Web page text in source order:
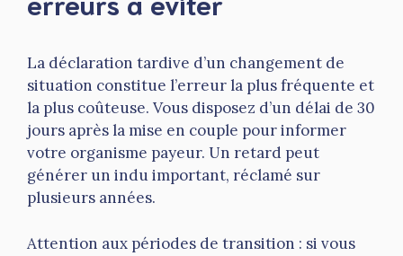
La déclaration tardive d’un changement de
situation constitue l’erreur la plus fréquente et
la plus coûteuse. Vous disposez d’un délai de 30
jours après la mise en couple pour informer
votre organisme payeur. Un retard peut
générer un indu important, réclamé sur
plusieurs années.
Attention aux périodes de transition : si vous